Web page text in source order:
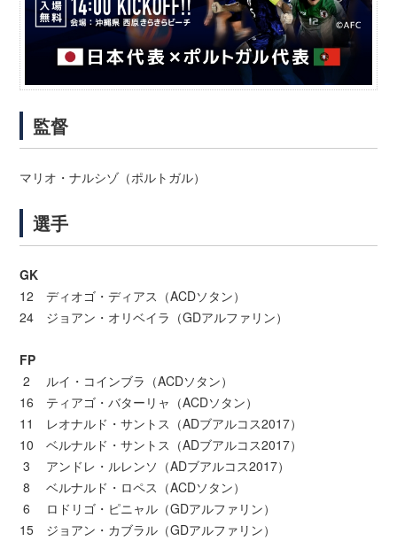
監督
マリオ・ナルシゾ（ポルトガル）
選手
GK
12 ディオゴ・ディアス（ACDソタン）
24 ジョアン・オリベイラ（GDアルファリン）
FP
2 ルイ・コインブラ（ACDソタン）
16 ティアゴ・バターリャ（ACDソタン）
11 レオナルド・サントス（ADブアルコス2017）
10 ベルナルド・サントス（ADブアルコス2017）
3 アンドレ・ルレンソ（ADブアルコス2017）
8 ベルナルド・ロペス（ACDソタン）
6 ロドリゴ・ピニャル（GDアルファリン）
15 ジョアン・カブラル（GDアルファリン）